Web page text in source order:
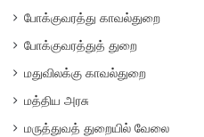
போக்குவரத்து காவல்துறை
போக்குவரத்துத் துறை
மதுவிலக்கு காவல்துறை
மத்திய அரசு
மருத்துவத் துறையில் வேலை